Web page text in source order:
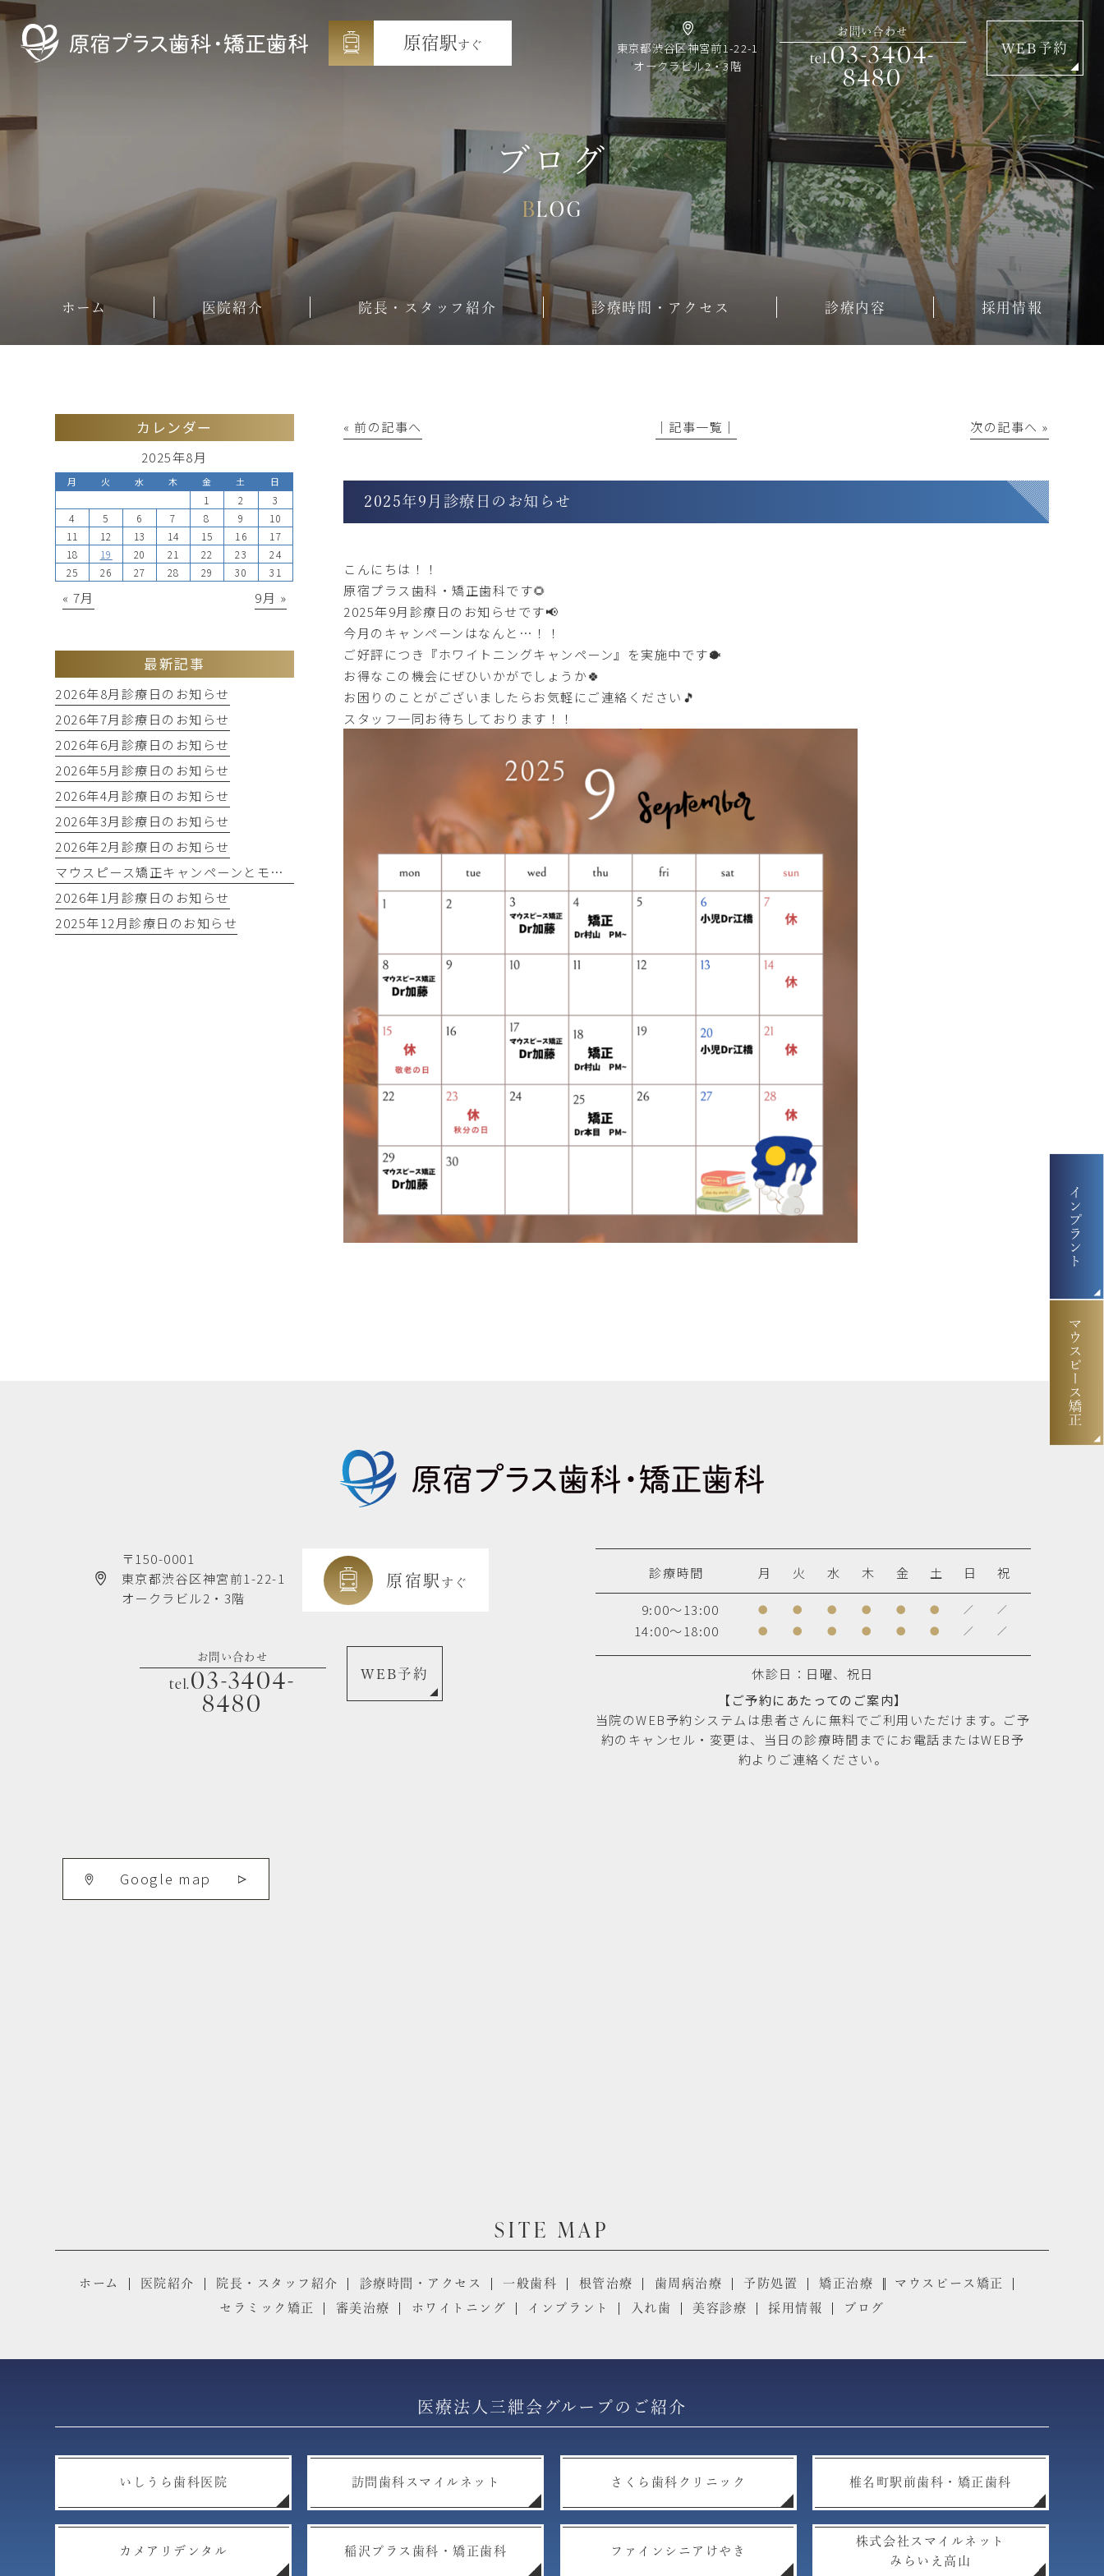
原宿駅 すぐ
東京都渋谷区神宮前1-22-1
オークラビル2・3階
お問い合わせ
tel.03-3404-
8480
WEB予約
ブログ
BLOG
ホーム 医院紹介 院長・スタッフ紹介 診療時間・アクセス 診療内容 採用情報
« 前の記事へ │記事一覧│ 次の記事へ »
2025年9月診療日のお知らせ
こんにちは！！
原宿プラス歯科・矯正歯科です🌻
2025年9月診療日のお知らせです📢
今月のキャンペーンはなんと…！！
ご好評につき『ホワイトニングキャンペーン』を実施中です🐡
お得なこの機会にぜひいかがでしょうか🍀
お困りのことがございましたらお気軽にご連絡ください🎵
スタッフ一同お待ちしております！！
カレンダー
2025年8月
月 火 水 木 金 土 日
1 2
3
4
5 6 7 8 9
10
11
12 13 14 15 16
17
18
19 20 21 22 23
24
25
26 27 28 29 30 31
« 7月 9月 »
最新記事
2026年8月診療日のお知らせ
2026年7月診療日のお知らせ
2026年6月診療日のお知らせ
2026年5月診療日のお知らせ
2026年4月診療日のお知らせ
2026年3月診療日のお知らせ
2026年2月診療日のお知らせ
マウスピース矯正キャンペーンとモニター募集！
2026年1月診療日のお知らせ
2025年12月診療日のお知らせ
〒150-0001
東京都渋谷区神宮前1-22-1
オークラビル2・3階
原宿駅 すぐ
お問い合わせ
tel.03-3404-
8480
WEB予約
診療時間 月 火 水 木 金 土 日 祝
9:00～13:00 ● ● ● ● ● ● ／ ／
14:00～18:00 ● ● ● ● ● ● ／ ／
休診日：日曜、祝日
【ご予約にあたってのご案内】
当院のWEB予約システムは患者さんに無料でご利用いただけます。ご予
約のキャンセル・変更は、当日の診療時間までにお電話またはWEB予
約よりご連絡ください。
Google map
SITE MAP
ホーム 医院紹介 院長・スタッフ紹介 診療時間・アクセス 一般歯科 根管治療 歯周病治療 予防処置 矯正治療
マウスピース矯正
セラミック矯正
審美治療 ホワイトニング インプラント 入れ歯 美容診療 採用情報 ブログ
医療法人三紲会グループのご紹介
いしうら歯科医院 訪問歯科スマイルネット さくら歯科クリニック 椎名町駅前歯科・矯正歯科
カメアリデンタル 稲沢プラス歯科・矯正歯科 ファインシニアけやき
株式会社スマイルネット
みらいえ高山